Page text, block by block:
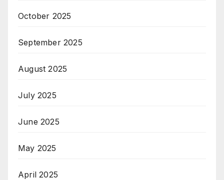
October 2025
September 2025
August 2025
July 2025
June 2025
May 2025
April 2025